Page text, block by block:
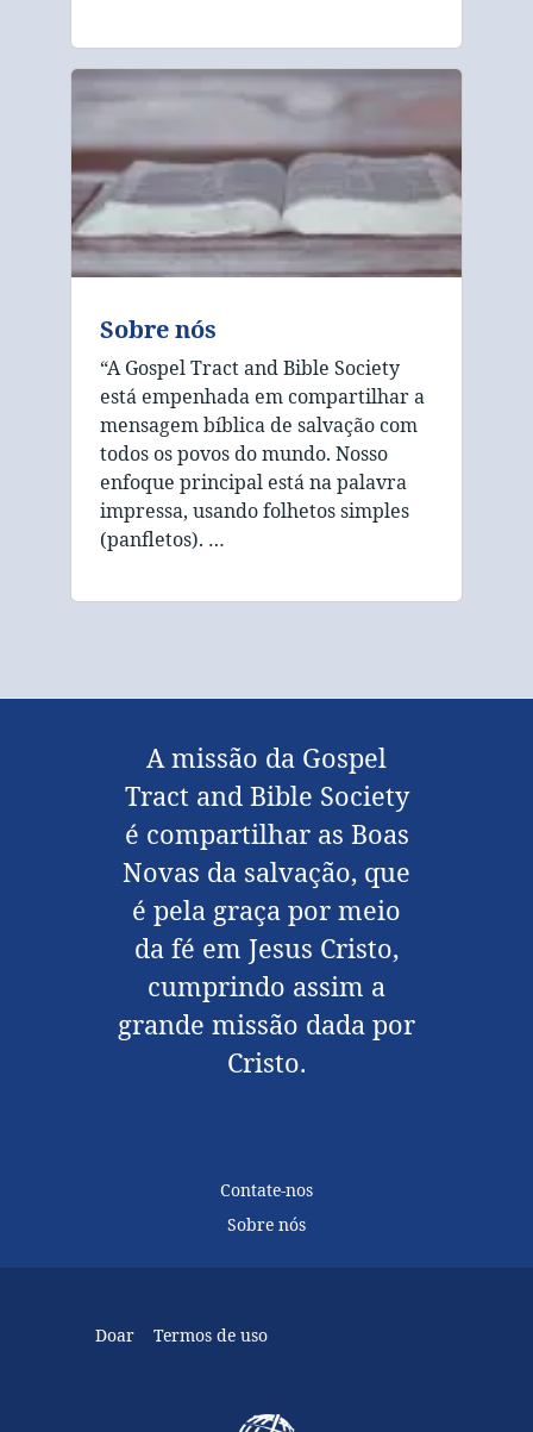
Sobre nós
“A Gospel Tract and Bible Society
está empenhada em compartilhar a
mensagem bíblica de salvação com
todos os povos do mundo. Nosso
enfoque principal está na palavra
impressa, usando folhetos simples
(panfletos). …
A missão da Gospel
Tract and Bible Society
é compartilhar as Boas
Novas da salvação, que
é pela graça por meio
da fé em Jesus Cristo,
cumprindo assim a
grande missão dada por
Cristo.
Contate-nos
Sobre nós
Doar Termos de uso